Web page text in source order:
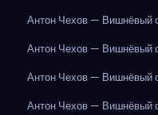
Антон Чехов — Вишнёвый
Антон Чехов — Вишнёвый
Антон Чехов — Вишнёвый
Антон Чехов — Вишнёвый